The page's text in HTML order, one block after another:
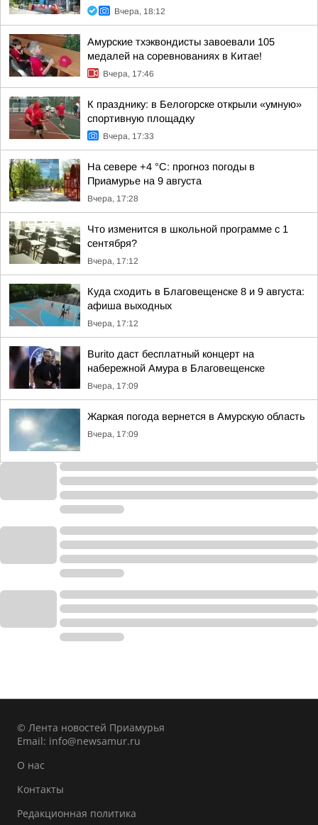
Вчера, 18:12
Амурские тхэквондисты завоевали 105
медалей на соревнованиях в Китае!
Вчера, 17:46
К празднику: в Белогорске открыли «умную»
спортивную площадку
Вчера, 17:33
На севере +4 °С: прогноз погоды в
Приамурье на 9 августа
Вчера, 17:28
Что изменится в школьной программе с 1
сентября?
Вчера, 17:12
Куда сходить в Благовещенске 8 и 9 августа:
афиша выходных
Вчера, 17:12
Burito даст бесплатный концерт на
набережной Амура в Благовещенске
Вчера, 17:09
Жаркая погода вернется в Амурскую область
Вчера, 17:09
© Лента новостей Приамурья
Email: info@newsamur.ru
О нас
Контакты
Редакционная политика